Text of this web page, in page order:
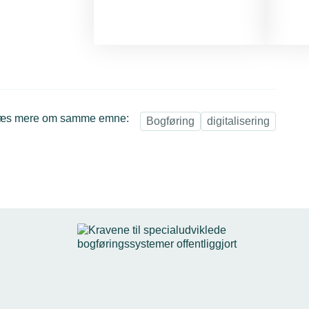
mere om samme emne: Bogføring digitalisering